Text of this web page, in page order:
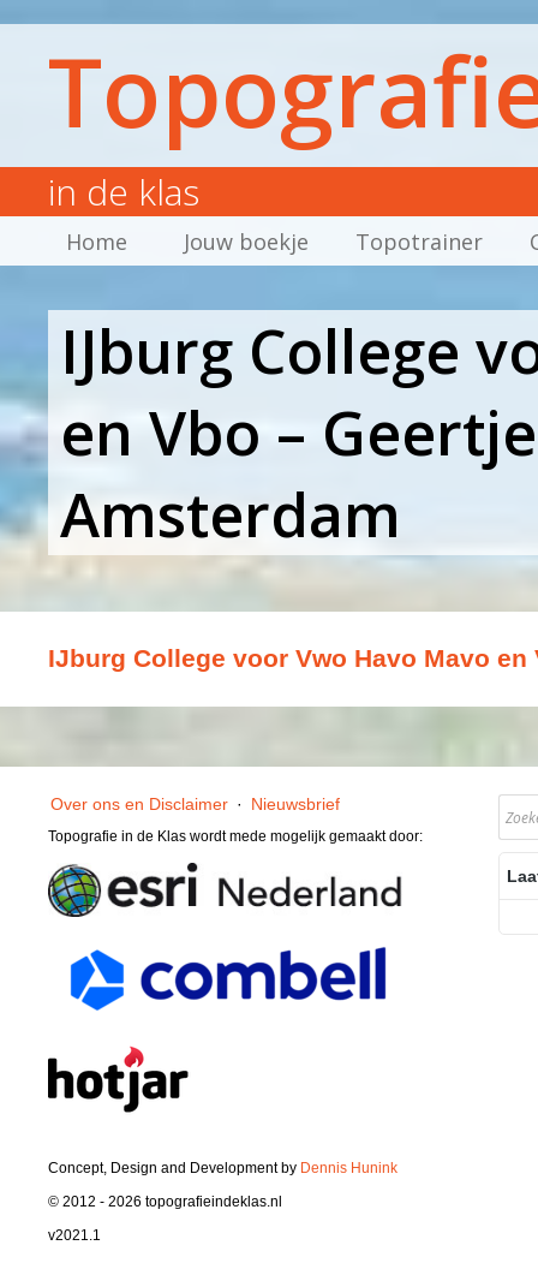
in de klas
Home Jouw boekje Topotrainer
IJburg College
en Vbo –
Amsterdam
IJburg College voor Vwo Havo Mavo
Over ons en Disclaimer · Nieuwsbrief
Topografie in de Klas wordt mede mogelijk gemaakt door:
Concept, Design and Development by Dennis Hunink
© 2012 - 2026 topografieindeklas.nl
v2021.1